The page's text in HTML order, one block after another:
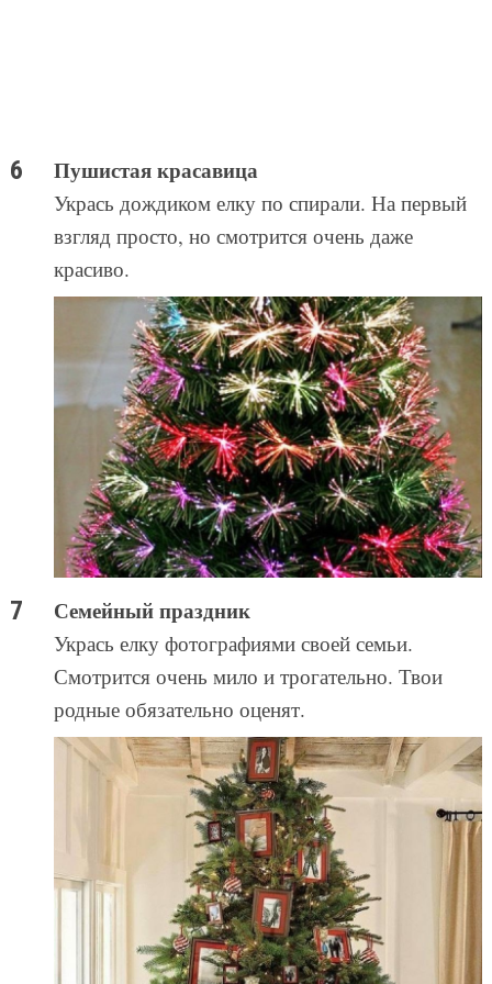
Пушистая красавица
Укрась дождиком елку по спирали. На первый
взгляд просто, но смотрится очень даже
красиво.
Семейный праздник
Укрась елку фотографиями своей семьи.
Смотрится очень мило и трогательно. Твои
родные обязательно оценят.